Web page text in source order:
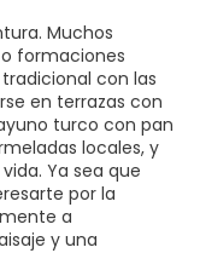
Muchos
formaciones
con las
en terrazas con
turco con pan
locales, y
Ya sea que
por la
a
y una